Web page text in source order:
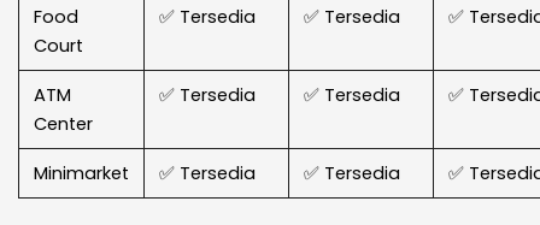
Food
Court
✅ Tersedia ✅ Tersedia ✅
ATM
Center
✅ Tersedia ✅ Tersedia ✅
Minimarket ✅ Tersedia ✅ Tersedia ✅